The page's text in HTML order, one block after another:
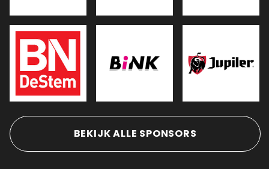
BEKIJK ALLE SPONSORS